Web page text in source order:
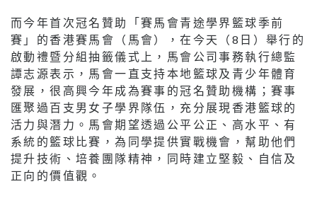
而今年首次冠名贊助「賽馬會青途學界籃球季前
賽」的香港賽馬會（馬會），在今天（8日）舉行的
啟動禮暨分組抽籤儀式上，馬會公司事務執行總監
譚志源表示，馬會一直支持本地籃球及青少年體育
發展，很高興今年成為賽事的冠名贊助機構；賽事
匯聚過百支男女子學界隊伍，充分展現香港籃球的
活力與潛力。馬會期望透過公平公正、高水平、有
系統的籃球比賽，為同學提供實戰機會，幫助他們
提升技術、培養團隊精神，同時建立堅毅、自信及
正向的價值觀。